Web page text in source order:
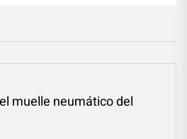
muelle neumático del